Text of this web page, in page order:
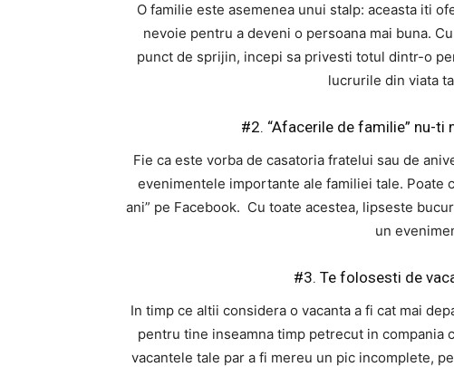
O familie este asemenea unui stalp: aceasta iti
nevoie pentru a deveni o persoana mai buna.
punct de sprijin, incepi sa privesti totul dintr-o
lucrurile din viata
#2. “Afacerile de familie” nu-
Fie ca este vorba de casatoria fratelui sau de
evenimentele importante ale familiei tale. Poate
ani” pe Facebook. Cu toate acestea, lipseste
un
#3. Te folosesti de
In timp ce altii considera o vacanta a fi cat mai
pentru tine inseamna timp petrecut in compania
vacantele tale par a fi mereu un pic incomplete,